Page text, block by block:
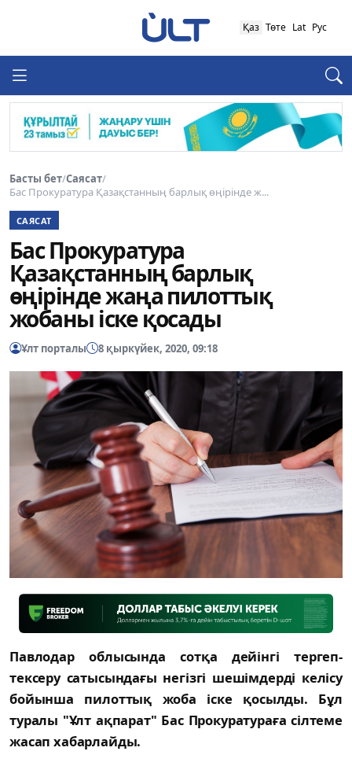
Қаз Төте Lat Рус
Басты бет/Саясат/
Бас Прокуратура Қазақстанның барлық өңірінде ж...
САЯСАТ
Бас Прокуратура
Қазақстанның барлық
өңірінде жаңа пилоттық
жобаны іске қосады
Ұлт порталы 8 қыркүйек, 2020, 09:18
Павлодар облысында сотқа дейінгі тергеп-
тексеру сатысындағы негізгі шешімдерді келісу
бойынша пилоттық жоба іске қосылды. Бұл
туралы "Ұлт ақпарат" Бас Прокуратураға сілтеме
жасап хабарлайды.